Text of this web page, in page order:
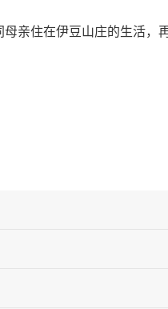
母亲住在伊豆山庄的生活，